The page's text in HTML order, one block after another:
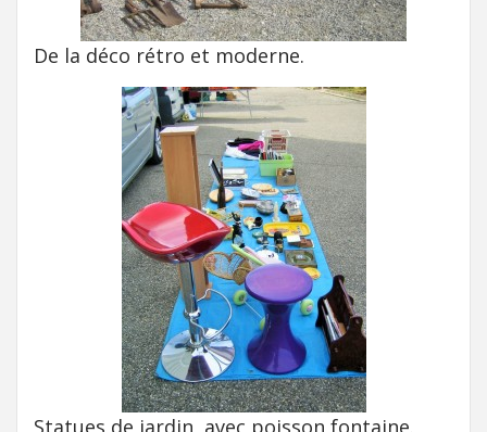
De la déco rétro et moderne.
Statues de jardin, avec poisson fontaine.